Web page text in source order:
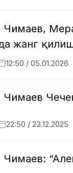
Чимаев,
жанг
12:50 / 05.01.2026
Чимаев
22:50 / 23.12.2025
Чимаев: